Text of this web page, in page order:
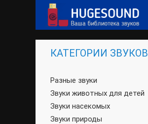
КАТЕГОРИИ ЗВУКОВ
Разные звуки
Звуки животных для детей
Звуки насекомых
Звуки природы